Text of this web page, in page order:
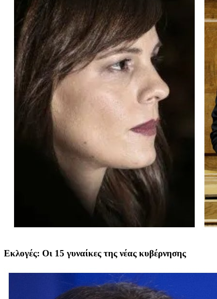
Εκλογές: Οι 15 γυναίκες της νέας κυβέρνησης